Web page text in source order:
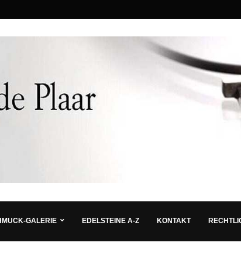
GALERIE EDELSTEINE A-Z KONTAKT